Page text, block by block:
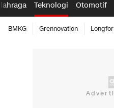
Teknologi Otomotif
BMKG Grennovation